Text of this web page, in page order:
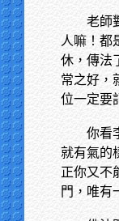
老師
人嘛！都
休，傳法
常之好，
位一定要
你看
就有氣的
正你又不
門，唯有